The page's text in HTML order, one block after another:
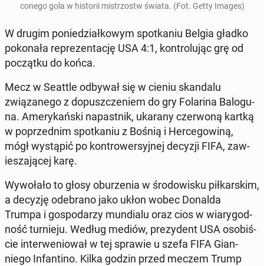
conego gola w his­torii mis­tr­zostw świata. (Fot. Getty Images)
W drugim poniedzi­ałkowym spotka­niu Belgia gładko
pokon­ała reprezen­tację USA 4:1, kon­trolu­jąc grę od
początku do końca.
Mecz w Seattle odbywał się w cieniu skan­dalu
związanego z do­puszcze­niem do gry Fo­la­r­i­na Ba­lo­gu­
na. Amerykańs­ki na­past­nik, ukarany cz­er­woną kartką
w poprzed­nim spotka­niu z Bośnią i Herce­gow­iną,
mógł wys­tąpić po kon­trow­er­syjnej decyzji FIFA, za­w­
iesza­jącej karę.
Wywołało to głosy oburzenia w środowisku piłkarskim,
a decyzję ode­bra­no jako ukłon wobec Donalda
Trumpa i gospo­darzy mundi­alu oraz cios w wiary­god­
ność turnieju. Według mediów, prezy­dent USA os­o­biś­
cie in­ter­we­niował w tej sprawie u szefa FIFA Gi­an­
niego In­fan­ti­no. Kilka godzin przed meczem Trump